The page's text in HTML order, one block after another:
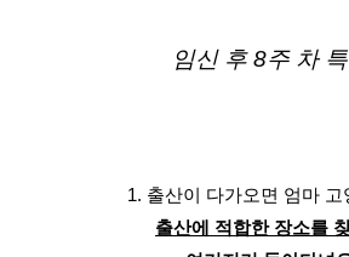
임신 후 8주 차
1. 출산이 다가오면 엄마 고
출산에 적합한 장소를